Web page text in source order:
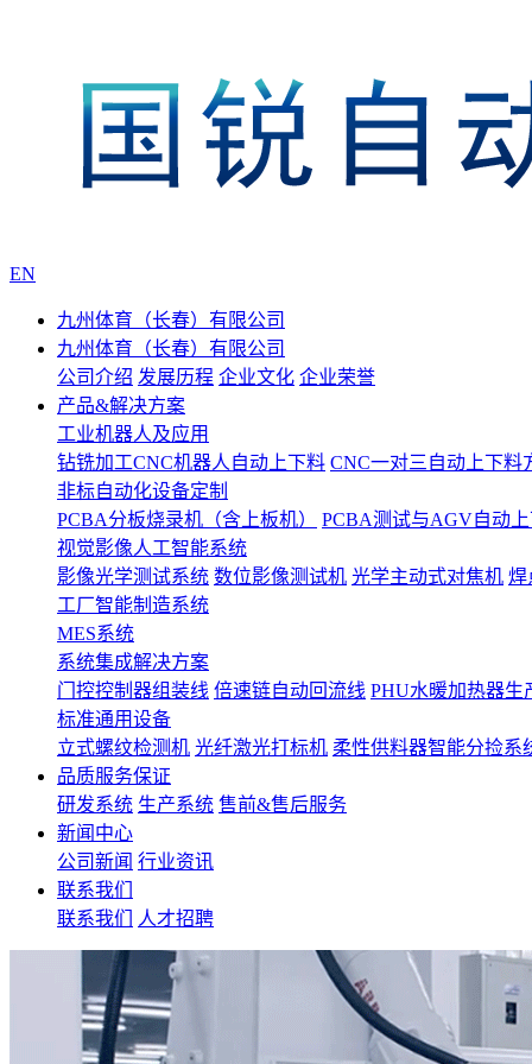
EN
九州体育（长春）有限公司
九州体育（长春）有限公司
公司介绍 发展历程 企业文化 企业荣誉
产品&解决方案
工业机器人及应用
钻铣加工CNC机器人自动上下料 CNC一对三自动上下料
非标自动化设备定制
PCBA分板烧录机（含上板机）
PCBA测试与AGV自动
视觉影像人工智能系统
影像光学测试系统 数位影像测试机 光学主动式对焦机 焊
工厂智能制造系统
MES系统
系统集成解决方案
门控控制器组装线 倍速链自动回流线 PHU水暖加热器生
标准通用设备
立式螺纹检测机 光纤激光打标机 柔性供料器智能分捡系
品质服务保证
研发系统 生产系统 售前&售后服务
新闻中心
公司新闻 行业资讯
联系我们
联系我们
人才招聘